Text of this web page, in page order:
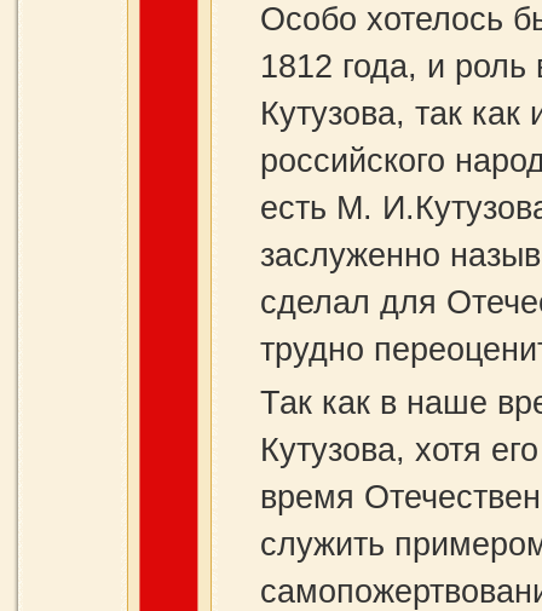
Особо хотелось
1812 года, и
Кутузова, так
российского
есть М.
заслуженно
сделал для
трудно
Так как в наше
Кутузова, хотя
время
служить